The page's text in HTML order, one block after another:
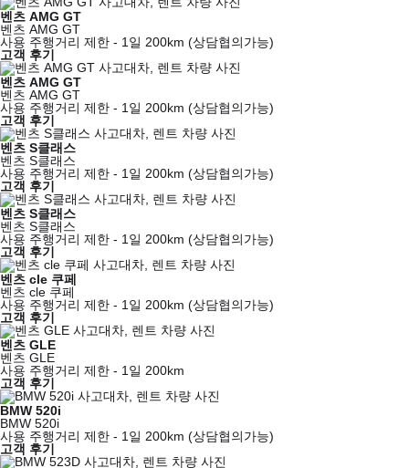
벤츠 AMG GT
벤츠 AMG GT
사용 주행거리 제한 - 1일 200km (상담협의가능)
고객 후기
벤츠 AMG GT
벤츠 AMG GT
사용 주행거리 제한 - 1일 200km (상담협의가능)
고객 후기
벤츠 S클래스
벤츠 S클래스
사용 주행거리 제한 - 1일 200km (상담협의가능)
고객 후기
벤츠 S클래스
벤츠 S클래스
사용 주행거리 제한 - 1일 200km (상담협의가능)
고객 후기
벤츠 cle 쿠페
벤츠 cle 쿠페
사용 주행거리 제한 - 1일 200km (상담협의가능)
고객 후기
벤츠 GLE
벤츠 GLE
사용 주행거리 제한 - 1일 200km
고객 후기
BMW 520i
BMW 520i
사용 주행거리 제한 - 1일 200km (상담협의가능)
고객 후기